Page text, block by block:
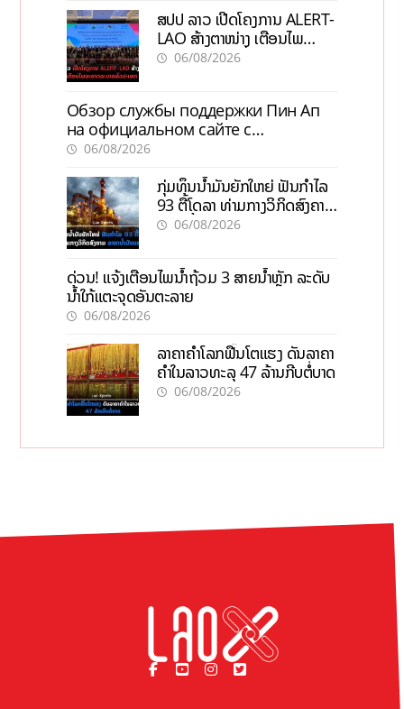
ສປປ ລາວ ເປີດໂຄງການ ALERT-
LAO ສ້າງຕາໜ່າງ ເຕືອນໄພ
ພະຍາດລະບາດທົ່ວປະເທດ
06/08/2026
Обзор службы поддержки Пин Ап
на официальном сайте с
актуальной информацией
06/08/2026
ກຸ່ມທຶນນ້ຳມັນຍັກໃຫຍ່ ຟັນກຳໄລ
93 ຕື້ໂດລາ ທ່າມກາງວິກິດສົງຄາມ
ລາຄານໍ້າມັນແພງ
06/08/2026
ດ່ວນ! ແຈ້ງເຕືອນໄພນໍ້າຖ້ວມ 3 ສາຍນໍ້າຫຼັກ ລະດັບ
ນໍ້າໃກ້ແຕະຈຸດອັນຕະລາຍ
06/08/2026
ລາຄາຄຳໂລກຟື້ນໂຕແຮງ ດັນລາຄາ
ຄຳໃນລາວທະລຸ 47 ລ້ານກີບຕໍ່ບາດ
06/08/2026